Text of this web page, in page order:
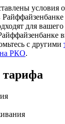
условия
для
с другими
на РКО.